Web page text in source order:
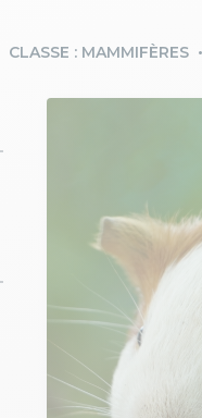
CLASSE : MAMMIFÈRES